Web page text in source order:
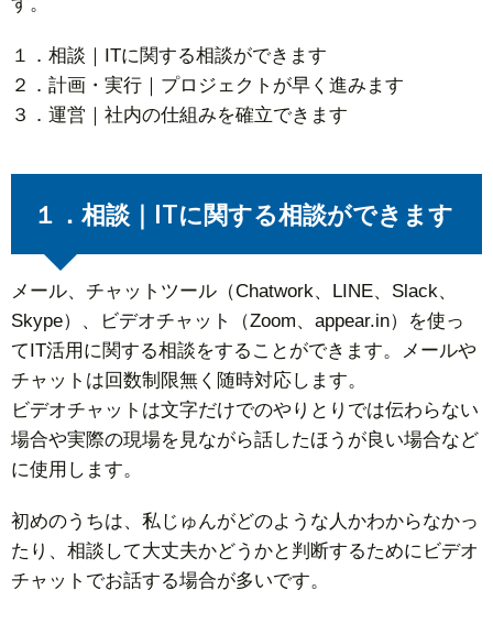
１．相談｜ITに関する相談ができます
２．計画・実行｜プロジェクトが早く進みます
３．運営｜社内の仕組みを確立できます
１．相談｜ITに関する相談ができます
メール、チャットツール（Chatwork、LINE、Slack、
Skype）、ビデオチャット（Zoom、appear.in）を使っ
てIT活用に関する相談をすることができます。メールや
チャットは回数制限無く随時対応します。
ビデオチャットは文字だけでのやりとりでは伝わらない
場合や実際の現場を見ながら話したほうが良い場合など
に使用します。
初めのうちは、私じゅんがどのような人かわからなかっ
たり、相談して大丈夫かどうかと判断するためにビデオ
チャットでお話する場合が多いです。